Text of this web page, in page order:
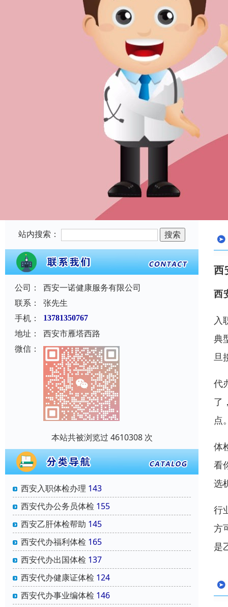
站内搜索：
公司：
西安一诺健康服务有限公司
联系：
张先生
手机：
13781350767
地址：
西安市雁塔西路
微信：
本站共被浏览过 4610308 次
西安入职体检办理 143
西安代办公务员体检 155
西安乙肝体检帮助 145
西安代办福利体检 165
西安代办出国体检 137
西安代办健康证体检 124
西安代办事业编体检 146
西
西
入
典
旦
代
了
点
体
看
选
行
方
是